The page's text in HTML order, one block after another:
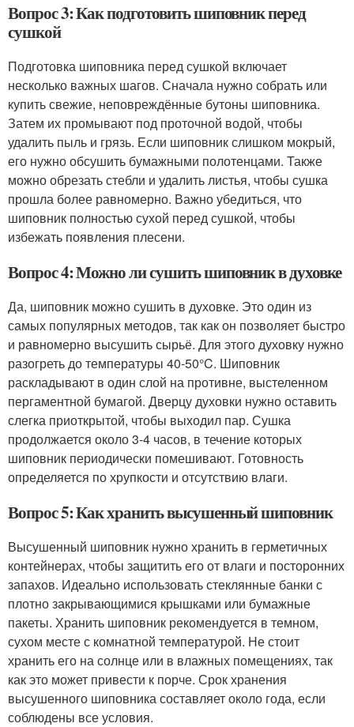
Вопрос 3: Как подготовить шиповник перед
сушкой
Подготовка шиповника перед сушкой включает
несколько важных шагов. Сначала нужно собрать или
купить свежие, неповреждённые бутоны шиповника.
Затем их промывают под проточной водой, чтобы
удалить пыль и грязь. Если шиповник слишком мокрый,
его нужно обсушить бумажными полотенцами. Также
можно обрезать стебли и удалить листья, чтобы сушка
прошла более равномерно. Важно убедиться, что
шиповник полностью сухой перед сушкой, чтобы
избежать появления плесени.
Вопрос 4: Можно ли сушить шиповник в духовке
Да, шиповник можно сушить в духовке. Это один из
самых популярных методов, так как он позволяет быстро
и равномерно высушить сырьё. Для этого духовку нужно
разогреть до температуры 40-50°C. Шиповник
раскладывают в один слой на противне, выстеленном
пергаментной бумагой. Дверцу духовки нужно оставить
слегка приоткрытой, чтобы выходил пар. Сушка
продолжается около 3-4 часов, в течение которых
шиповник периодически помешивают. Готовность
определяется по хрупкости и отсутствию влаги.
Вопрос 5: Как хранить высушенный шиповник
Высушенный шиповник нужно хранить в герметичных
контейнерах, чтобы защитить его от влаги и посторонних
запахов. Идеально использовать стеклянные банки с
плотно закрывающимися крышками или бумажные
пакеты. Хранить шиповник рекомендуется в темном,
сухом месте с комнатной температурой. Не стоит
хранить его на солнце или в влажных помещениях, так
как это может привести к порче. Срок хранения
высушенного шиповника составляет около года, если
соблюдены все условия.